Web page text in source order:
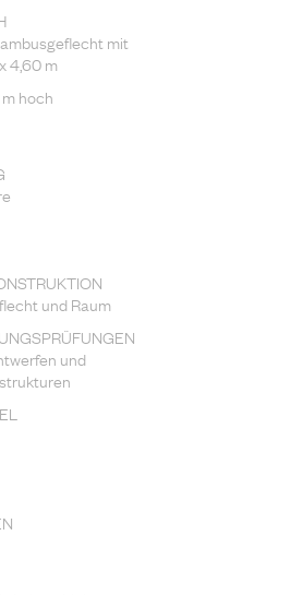
mit
4,60 m
hoch
und Raum
und